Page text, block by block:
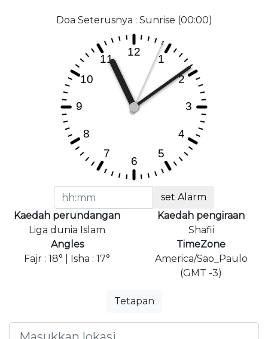
Doa Seterusnya : Sunrise (00:00)
set Alarm
Kaedah perundangan
Liga dunia Islam
Kaedah pengiraan
Shafii
Angles
Fajr : 18° | Isha : 17°
TimeZone
America/Sao_Paulo
(GMT -3)
Tetapan